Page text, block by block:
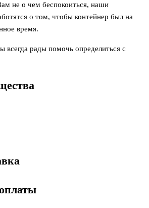
не о чем беспокоиться, наши
о том, чтобы контейнер был на
время.
всегда рады помочь определиться с